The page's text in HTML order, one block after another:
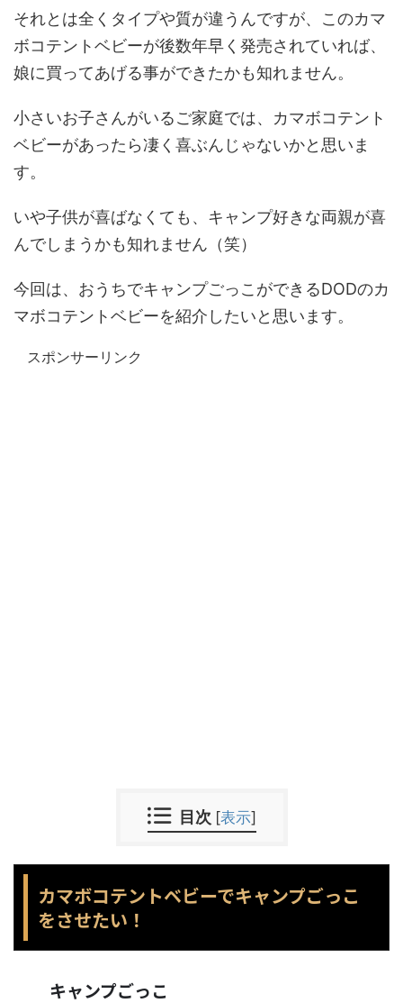
それとは全くタイプや質が違うんですが、このカマ
ボコテントベビーが後数年早く発売されていれば、
娘に買ってあげる事ができたかも知れません。
小さいお子さんがいるご家庭では、カマボコテント
ベビーがあったら凄く喜ぶんじゃないかと思いま
す。
いや子供が喜ばなくても、キャンプ好きな両親が喜
んでしまうかも知れません（笑）
今回は、おうちでキャンプごっこができるDODのカ
マボコテントベビーを紹介したいと思います。
スポンサーリンク
目次 [表示]
カマボコテントベビーでキャンプごっこ
をさせたい！
キャンプごっこ